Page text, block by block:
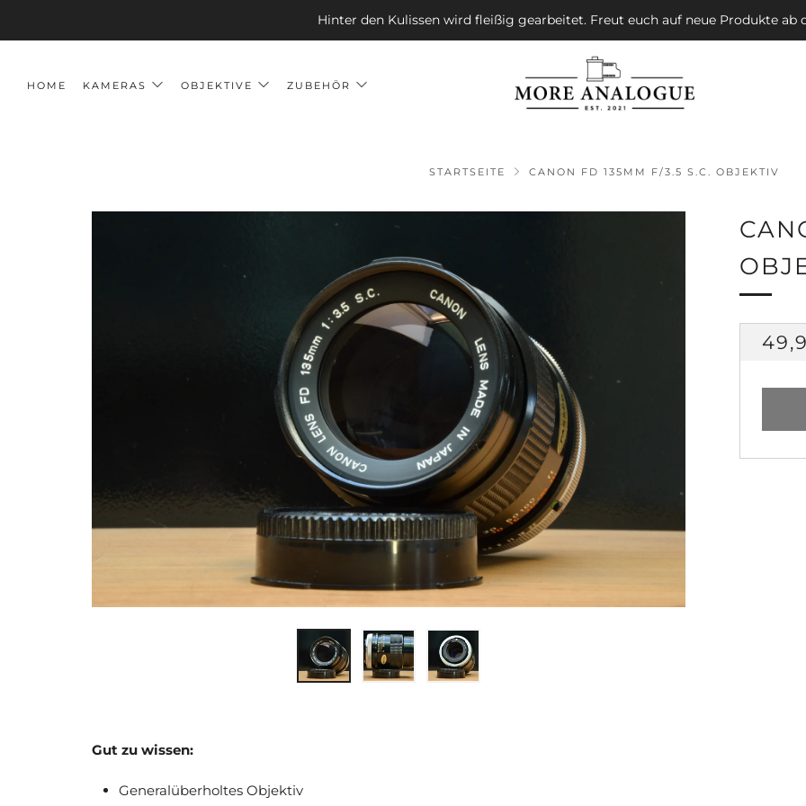
Hinter den Kulissen wird fleißig gearbeitet. Freut euch auf neue Produkte ab
HOME KAMERAS OBJEKTIVE ZUBEHÖR
STARTSEITE CANON FD 135MM F/3.5 S.C. OBJEKTIV
Gut zu wissen:
Generalüberholtes Objektiv